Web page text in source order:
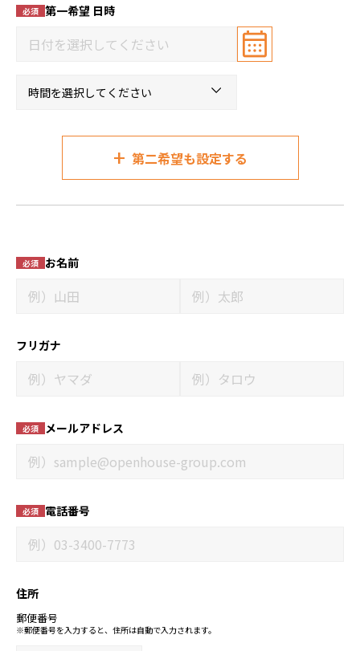
必須 第一希望 日時
第二希望も設定する
+
必須 お名前
フリガナ
必須 メールアドレス
必須 電話番号
住所
郵便番号
※郵便番号を入力すると、住所は自動で入力されます。